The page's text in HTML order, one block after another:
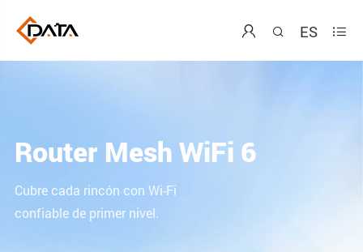
  ES 
Mini GPON OLT
Wi-Fi integrado y LED de
monitoreo de estado